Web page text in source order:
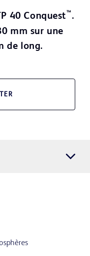
40 Conquest™ .
mm sur une
de long.